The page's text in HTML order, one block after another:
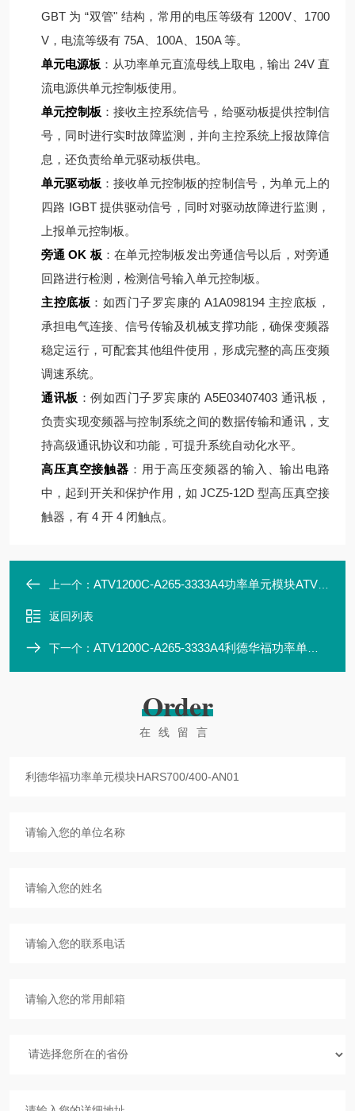
GBT 为 “双管" 结构，常用的电压等级有 1200V、1700
V，电流等级有 75A、100A、150A 等。
单元电源板 ：从功率单元直流母线上取电，输出 24V 直
流电源供单元控制板使用。
单元控制板 ：接收主控系统信号，给驱动板提供控制信
号，同时进行实时故障监测，并向主控系统上报故障信
息，还负责给单元驱动板供电。
单元驱动板 ：接收单元控制板的控制信号，为单元上的
四路 IGBT 提供驱动信号，同时对驱动故障进行监测，
上报单元控制板。
旁通 OK 板 ：在单元控制板发出旁通信号以后，对旁通
回路进行检测，检测信号输入单元控制板。
主控底板 ：如西门子罗宾康的 A1A098194 主控底板，
承担电气连接、信号传输及机械支撑功能，确保变频器
稳定运行，可配套其他组件使用，形成完整的高压变频
调速系统。
通讯板 ：例如西门子罗宾康的 A5E03407403 通讯板，
负责实现变频器与控制系统之间的数据传输和通讯，支
持高级通讯协议和功能，可提升系统自动化水平。
高压真空接触器 ：用于高压变频器的输入、输出电路
中，起到开关和保护作用，如 JCZ5-12D 型高压真空接
触器，有 4 开 4 闭触点。
上一个： ATV1200C-A265-3333A4功率单元模块ATV1200C700/400-AP10
返回列表
下一个： ATV1200C-A265-3333A4利德华福功率单元模块HARS700/400-AP10
Order
在线留言